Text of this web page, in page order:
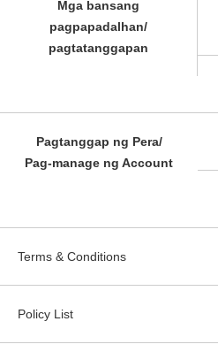
Mga bansang
pagpapadalhan/
pagtatanggapan
Pagtanggap ng Pera/
Pag-manage ng Account
Terms & Conditions
Policy List